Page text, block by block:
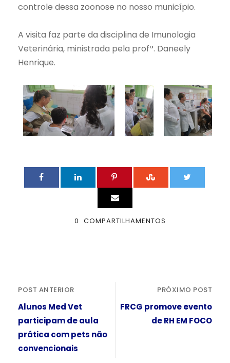
controle dessa zoonose no nosso município.
A visita faz parte da disciplina de Imunologia
Veterinária, ministrada pela profª. Daneely
Henrique.
0 COMPARTILHAMENTOS
POST ANTERIOR
Alunos Med Vet
participam de aula
prática com pets não
convencionais
PRÓXIMO POST
FRCG promove evento
de RH EM FOCO